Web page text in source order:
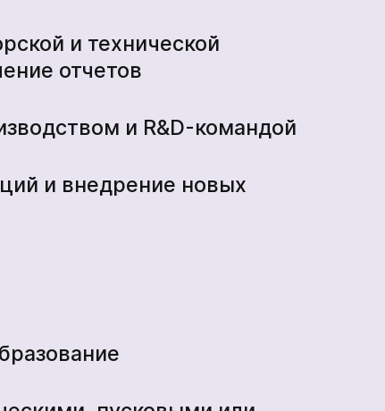
и технической
отчетов
и R&D-командой
и внедрение новых